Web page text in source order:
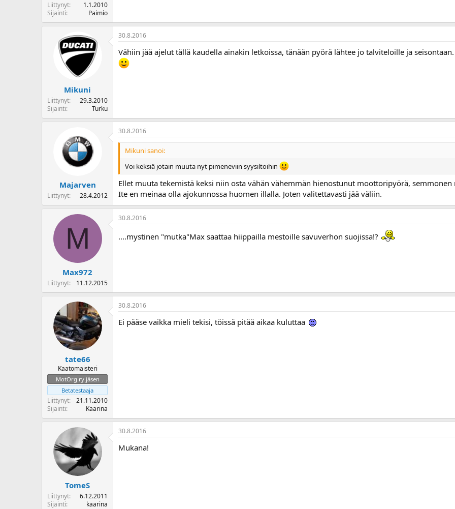
Liittynyt
1.1.2010
Sijainti
Paimio
Mikuni
Liittynyt
29.3.2010
Sijainti
Turku
30.8.2016
Vähiin jää ajelut tällä kaudella ainakin letkoissa, tänään pyörä lähtee jo talviteloille ja
Majarven
Liittynyt 28.4.2012
30.8.2016
Mikuni sanoi:
Voi keksiä jotain muuta nyt pimeneviin syysiltoihin
Ellet muuta tekemistä keksi niin osta vähän vähemmän hienostunut moottoripyörä,
Ite en meinaa olla ajokunnossa huomen illalla. Joten valitettavasti jää väliin.
M
Max972
Liittynyt 11.12.2015
30.8.2016
....mystinen "mutka"Max saattaa hiippailla mestoille savuverhon suojissa!?
tate66
Kaatomaisteri
MotOrg ry jäsen
Betatestaaja
Liittynyt
21.11.2010
Sijainti
Kaarina
30.8.2016
Ei pääse vaikka mieli tekisi, töissä pitää aikaa kuluttaa
TomeS
Liittynyt
6.12.2011
Sijainti
kaarina
30.8.2016
Mukana!